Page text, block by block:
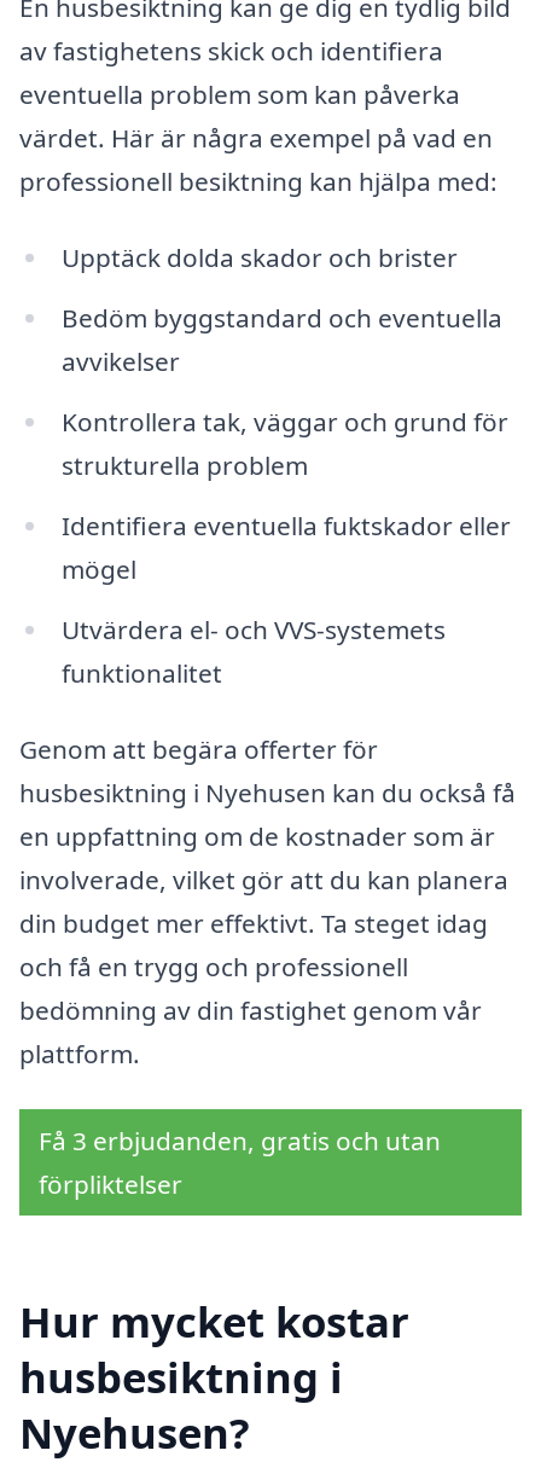
av fastighetens skick och identifiera
eventuella problem som kan påverka
värdet. Här är några exempel på vad en
professionell besiktning kan hjälpa med:
Upptäck dolda skador och brister
Bedöm byggstandard och eventuella
avvikelser
Kontrollera tak, väggar och grund för
strukturella problem
Identifiera eventuella fuktskador eller
mögel
Utvärdera el- och VVS-systemets
funktionalitet
Genom att begära offerter för
husbesiktning i Nyehusen kan du också få
en uppfattning om de kostnader som är
involverade, vilket gör att du kan planera
din budget mer effektivt. Ta steget idag
och få en trygg och professionell
bedömning av din fastighet genom vår
plattform.
Få 3 erbjudanden, gratis och utan
förpliktelser
Hur mycket kostar
husbesiktning i
Nyehusen?